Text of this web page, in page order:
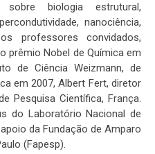
biologia estrutural,
nanociência,
professores convidados,
prêmio Nobel de Química em
de Ciência Weizmann, de
em 2007, Albert Fert, diretor
Pesquisa Científica, França.
do Laboratório Nacional de
da Fundação de Amparo
(Fapesp).